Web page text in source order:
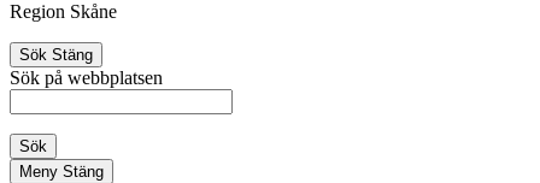
Region Skåne
Sök Stäng
Sök på webbplatsen
Sök
Meny Stäng